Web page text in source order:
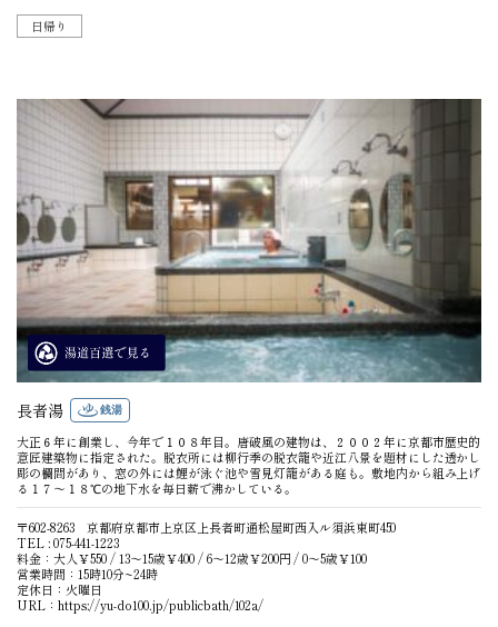
日帰り
長者湯 銭湯
大正６年に創業し、今年で１０８年目。唐破風の建物は、２００２年に京都市歴史的
意匠建築物に指定された。脱衣所には柳行季の脱衣籠や近江八景を題材にした透かし
彫の欄間があり、窓の外には鯉が泳ぐ池や雪見灯籠がある庭も。敷地内から組み上げ
る１７〜１８℃の地下水を毎日薪で沸かしている。
〒602-8263 京都府京都市上京区上長者町通松屋町西入ル須浜東町450
TEL : 075-441-1223
料金：大人￥550 / 13〜15歳￥400 / 6〜12歳￥200円 / 0〜5歳￥100
営業時間：15時10分~24時
定休日：火曜日
URL： https://yu-do100.jp/publicbath/102a/